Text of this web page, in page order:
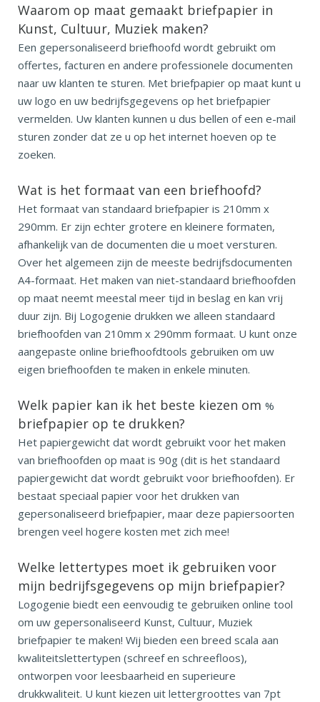
Waarom op maat gemaakt briefpapier in
Kunst, Cultuur, Muziek maken?
Een gepersonaliseerd briefhoofd wordt gebruikt om
offertes, facturen en andere professionele documenten
naar uw klanten te sturen. Met briefpapier op maat kunt u
uw logo en uw bedrijfsgegevens op het briefpapier
vermelden. Uw klanten kunnen u dus bellen of een e-mail
sturen zonder dat ze u op het internet hoeven op te
zoeken.
Wat is het formaat van een briefhoofd?
Het formaat van standaard briefpapier is 210mm x
290mm. Er zijn echter grotere en kleinere formaten,
afhankelijk van de documenten die u moet versturen.
Over het algemeen zijn de meeste bedrijfsdocumenten
A4-formaat. Het maken van niet-standaard briefhoofden
op maat neemt meestal meer tijd in beslag en kan vrij
duur zijn. Bij Logogenie drukken we alleen standaard
briefhoofden van 210mm x 290mm formaat. U kunt onze
aangepaste online briefhoofdtools gebruiken om uw
eigen briefhoofden te maken in enkele minuten.
Welk papier kan ik het beste kiezen om %
briefpapier op te drukken?
Het papiergewicht dat wordt gebruikt voor het maken
van briefhoofden op maat is 90g (dit is het standaard
papiergewicht dat wordt gebruikt voor briefhoofden). Er
bestaat speciaal papier voor het drukken van
gepersonaliseerd briefpapier, maar deze papiersoorten
brengen veel hogere kosten met zich mee!
Welke lettertypes moet ik gebruiken voor
mijn bedrijfsgegevens op mijn briefpapier?
Logogenie biedt een eenvoudig te gebruiken online tool
om uw gepersonaliseerd Kunst, Cultuur, Muziek
briefpapier te maken! Wij bieden een breed scala aan
kwaliteitslettertypen (schreef en schreefloos),
ontworpen voor leesbaarheid en superieure
drukkwaliteit. U kunt kiezen uit lettergroottes van 7pt